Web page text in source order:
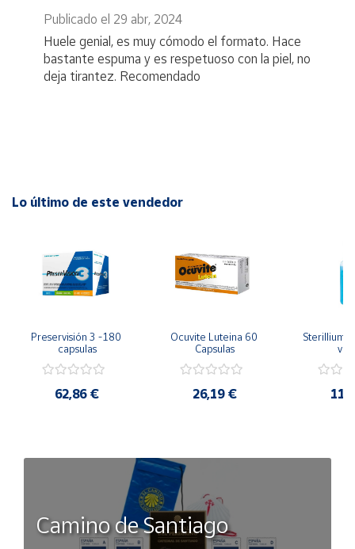
Publicado el 29 abr, 2024
Huele genial, es muy cómodo el formato. Hace
bastante espuma y es respetuoso con la piel, no
deja tirantez. Recomendado
Lo último de este vendedor
Preservisión 3 -180
capsulas
62,86 €
Ocuvite Luteina 60
Capsulas
26,19 €
Sterillium
Camino de Santiago